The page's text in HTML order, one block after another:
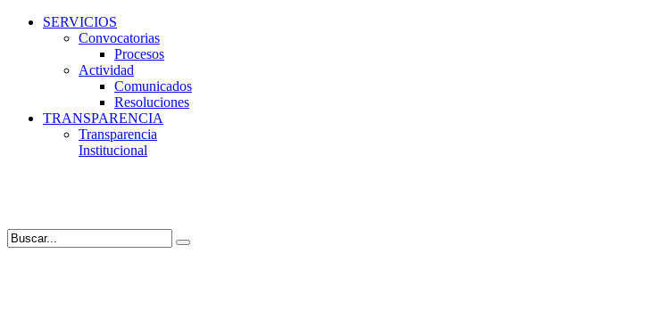
SERVICIOS
Convocatorias
Procesos
Actividad
Comunicados
Resoluciones
TRANSPARENCIA
Transparencia
Institucional